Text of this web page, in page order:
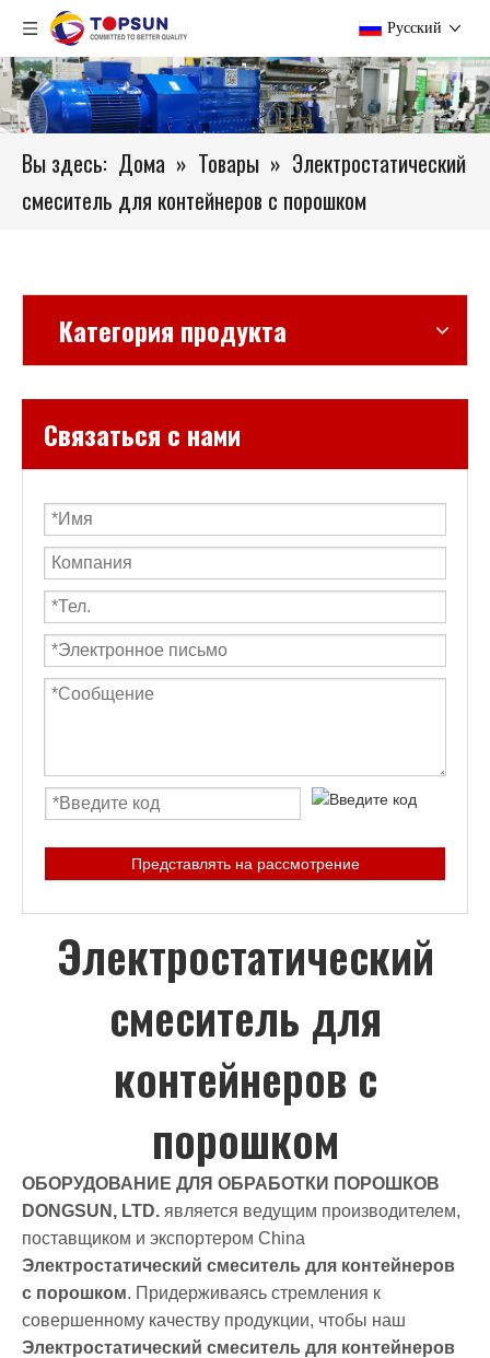
Pусский
Вы здесь: Дома » Товары » Электростатический
смеситель для контейнеров с порошком
Категория продукта
Связаться с нами
Представлять на рассмотрение
Электростатический
смеситель для
контейнеров с
порошком
ОБОРУДОВАНИЕ ДЛЯ ОБРАБОТКИ ПОРОШКОВ
DONGSUN, LTD. является ведущим производителем,
поставщиком и экспортером China
Электростатический смеситель для контейнеров
с порошком. Придерживаясь стремления к
совершенному качеству продукции, чтобы наш
Электростатический смеситель для контейнеров